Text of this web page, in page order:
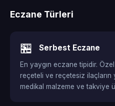
Eczane Türleri
🏪 Serbest Eczane
En yaygın eczane tipidir.
reçeteli ve reçetesiz ilaçların
medikal malzeme ve takviye